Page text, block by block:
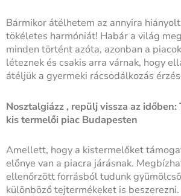
Bármikor átélhetem az annyira
tökéletes harmóniát! Habár a világ
minden történt azóta, azonban a
léteznek és csakis arra várnak, hogy
átéljük a gyermeki rácsodálkozás
Nosztalgiázz , repülj vissza az
kis termelői piac Budapesten
Amellett, hogy a kistermelőket
előnye van a piacra járásnak.
ellenőrzött forrásból tudunk
különböző tejtermékeket is